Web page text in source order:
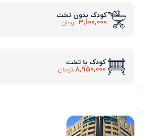
کودک بدون تخت
3,100,000 تومان
کودک با تخت
8,950,000 تومان